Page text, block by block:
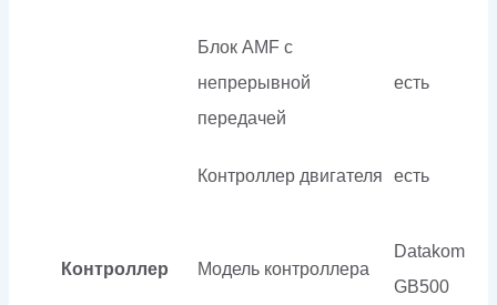
Контроллер
Блок AMF с
непрерывной
передачей
есть
Контроллер двигателя есть
Модель контроллера
Datakom
GB500